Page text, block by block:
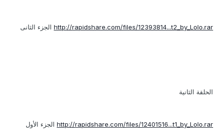
http://rapidshare.com/files/12393814...t2_by_Lolo.rarالجزء الثانى
الحلقة الثانية
http://rapidshare.com/files/12401516...t1_by_Lolo.rarالجزء الأول